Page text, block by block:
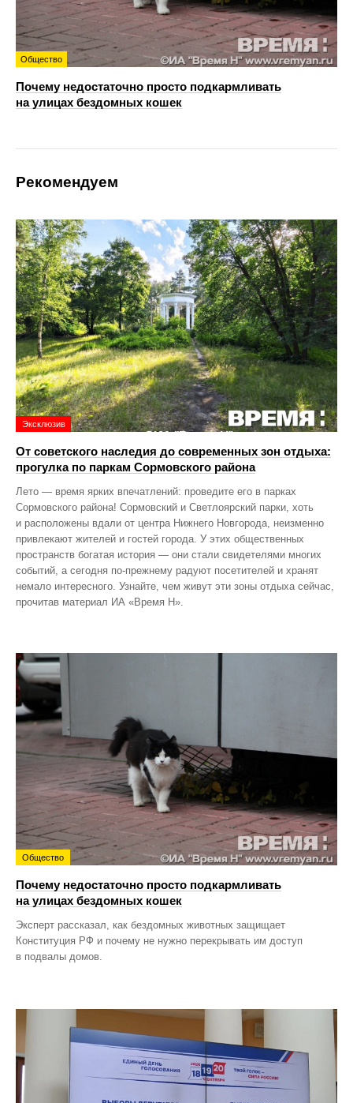
Общество
Почему недостаточно просто подкармливать
на улицах бездомных кошек
Рекомендуем
Эксклюзив
От советского наследия до современных зон отдыха:
прогулка по паркам Сормовского района
Лето — время ярких впечатлений: проведите его в парках
Сормовского района! Сормовский и Светлоярский парки, хоть
и расположены вдали от центра Нижнего Новгорода, неизменно
привлекают жителей и гостей города. У этих общественных
пространств богатая история — они стали свидетелями многих
событий, а сегодня по‑прежнему радуют посетителей и хранят
немало интересного. Узнайте, чем живут эти зоны отдыха сейчас,
прочитав материал ИА «Время Н».
Общество
Почему недостаточно просто подкармливать
на улицах бездомных кошек
Эксперт рассказал, как бездомных животных защищает
Конституция РФ и почему не нужно перекрывать им доступ
в подвалы домов.